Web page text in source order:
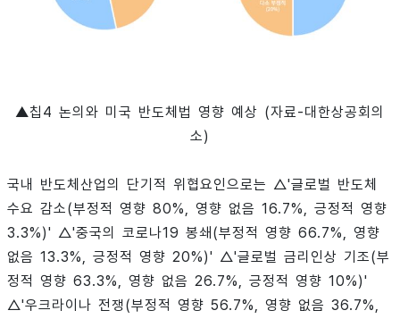
▲칩4 논의와 미국 반도체법 영향 예상 (자료-대한상공회의
소)
국내 반도체산업의 단기적 위협요인으로는 △'글로벌 반도체
수요 감소(부정적 영향 80%, 영향 없음 16.7%, 긍정적 영향
3.3%)' △'중국의 코로나19 봉쇄(부정적 영향 66.7%, 영향
없음 13.3%, 긍정적 영향 20%)' △'글로벌 금리인상 기조(부
정적 영향 63.3%, 영향 없음 26.7%, 긍정적 영향 10%)'
△'우크라이나 전쟁(부정적 영향 56.7%, 영향 없음 36.7%,